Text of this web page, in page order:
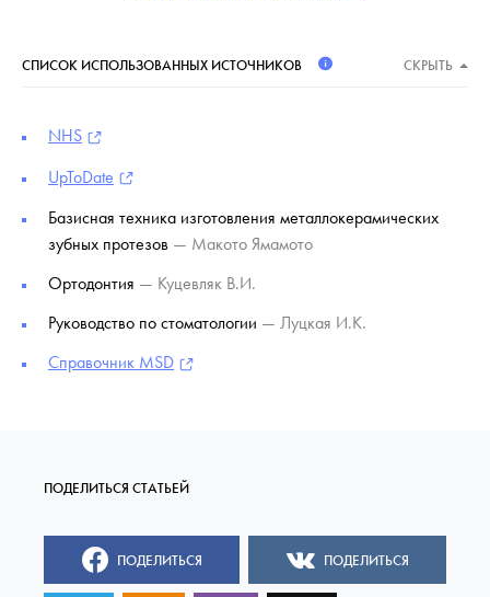
СПИСОК ИСПОЛЬЗОВАННЫХ ИСТОЧНИКОВ СКРЫТЬ
NHS
UpToDate
Базисная техника изготовления металлокерамических
зубных протезов — Макото Ямамото
Ортодонтия — Куцевляк В.И.
Руководство по стоматологии — Луцкая И.К.
Справочник MSD
ПОДЕЛИТЬСЯ ПОДЕЛИТЬСЯ